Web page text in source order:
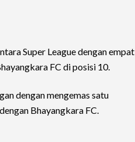
Super League dengan empat
FC di posisi 10.
dengan mengemas satu
Bhayangkara FC.